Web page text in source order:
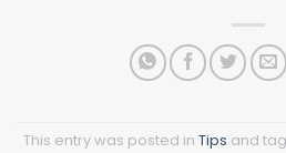
This entry was posted in Tips and